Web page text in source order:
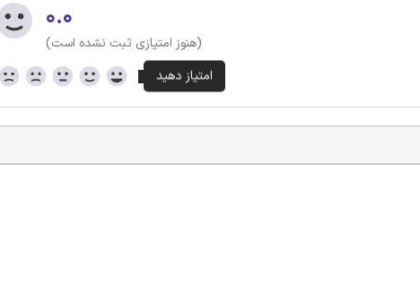
۰.۰
(هنوز امتیازی ثبت نشده است)